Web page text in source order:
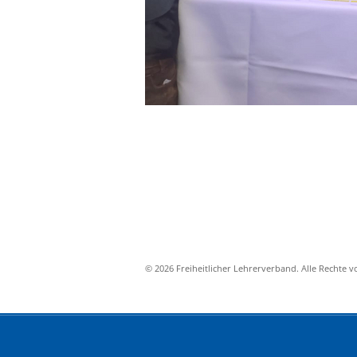
© 2026 Freiheitlicher Lehrerverband. Alle Rechte